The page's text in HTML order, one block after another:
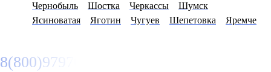
Чернобыль
Шостка Черкассы
Шумск
Ясиноватая
Яготин Чугуев Шепетовка Яремче
8(800)9797043